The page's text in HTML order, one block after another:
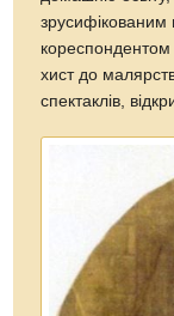
кореспондентом
хист до
спектаклів,